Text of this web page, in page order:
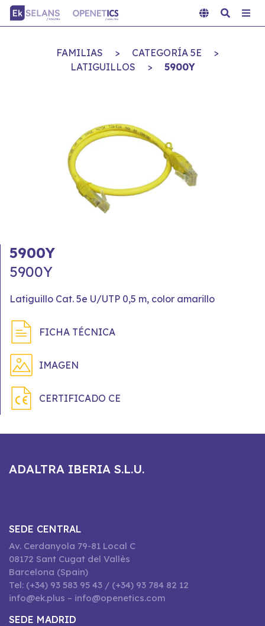
FAMILIAS > CATEGORÍA 5E
>
LATIGUILLOS
> 5900Y
5900Y
5900Y
Latiguillo Cat. 5e U/UTP 0,5 m, color amarillo
FICHA TÉCNICA
IMAGEN
CERTIFICADO CE
ADALTRA IBERIA S.L.U.
SEDE CENTRAL
Av. Cerdanyola 79-81 Local C
08172 Sant Cugat del Vallès
Barcelona (Spain)
Tel: (+34) 93 583 95 43 / (+34) 93 784 82 12
info@ek.plus – info@openetics.com
SEDE MADRID